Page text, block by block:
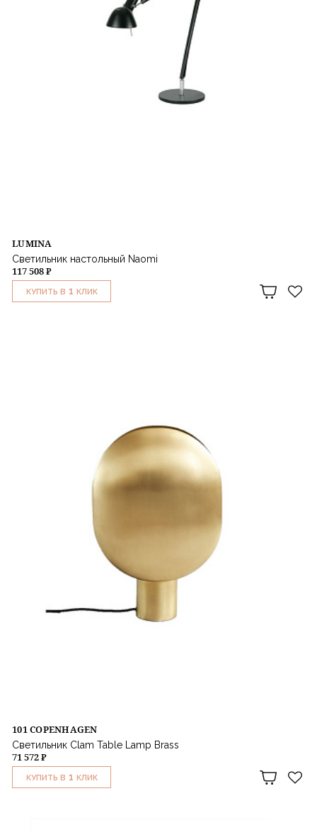
LUMINA
Светильник настольный Naomi
117 508 ₽
КУПИТЬ В 1 КЛИК
101 COPENHAGEN
Светильник Clam Table Lamp Brass
71 572 ₽
КУПИТЬ В 1 КЛИК